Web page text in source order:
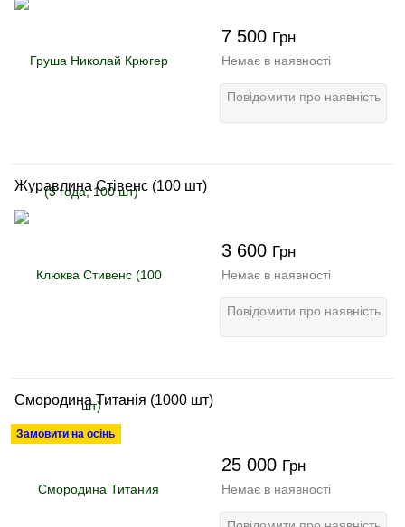
7 500 Грн
Немає в наявності
Повідомити про наявність
Журавлина Стівенс (100 шт)
3 600 Грн
Немає в наявності
Повідомити про наявність
Смородина Титанія (1000 шт)
Замовити на осінь
25 000 Грн
Немає в наявності